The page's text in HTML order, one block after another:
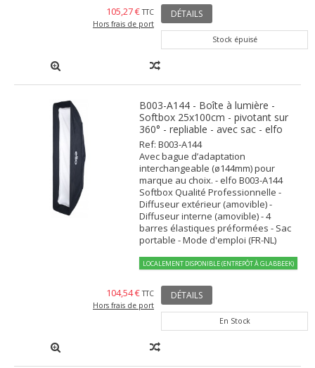
105,27 € TTC
Hors frais de port
DÉTAILS
Stock épuisé
B003-A144 - Boîte à lumière -
Softbox 25x100cm - pivotant sur
360° - repliable - avec sac - elfo
Ref: B003-A144
Avec bague d’adaptation
interchangeable (ø144mm) pour
marque au choix. - elfo B003-A144
Softbox Qualité Professionnelle -
Diffuseur extérieur (amovible) -
Diffuseur interne (amovible) - 4
barres élastiques préformées - Sac
portable - Mode d'emploi (FR-NL)
LOCALEMENT DISPONIBLE (ENTREPÔT À GLABBEEK)
104,54 € TTC
Hors frais de port
DÉTAILS
En Stock